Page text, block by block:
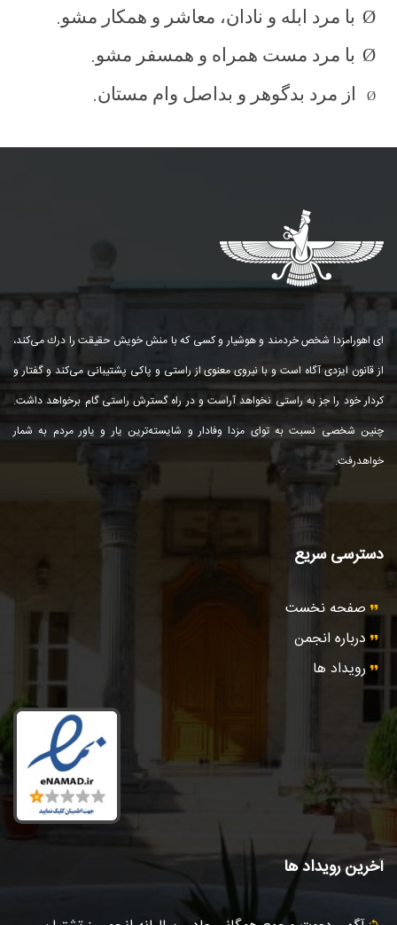
Ø با مرد ابله و نادان، معاشر و همكار مشو.
Ø با مرد مست همراه و همسفر مشو.
Ø از مرد بدگوهر و بداصل وام مستان.
ای اهورامزدا شخص خردمند و هوشیار و كسی كه با منش خویش حقیقت را درك می‌كند،
از قانون ایزدی آگاه است و با نیروی معنوی از راستی و پاكی پشتیبانی می‌كند و گفتار و
كردار خود را جز به راستی نخواهد آراست و در راه گسترش راستی گام برخواهد داشت.
چنین شخصی نسبت به توای مزدا وفادار و شایسته‌ترین یار و یاور مردم به شمار
خواهد‌رفت.
دسترسی سریع
صفحه نخست
درباره انجمن
رویداد ها
آخرین رویداد ها